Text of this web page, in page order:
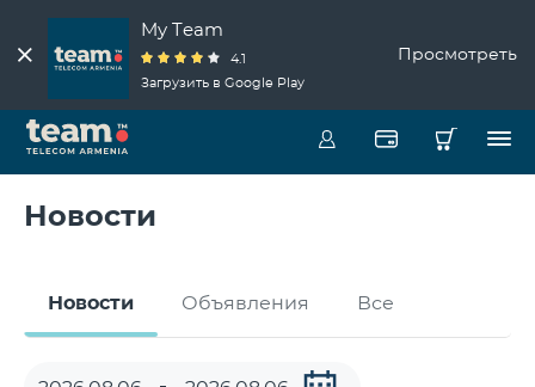
My Team
4.1
Загрузить в Google Play
Просмотреть
Новости
Новости Объявления Все